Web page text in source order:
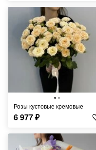
Розы кустовые кремовые
6 977₽